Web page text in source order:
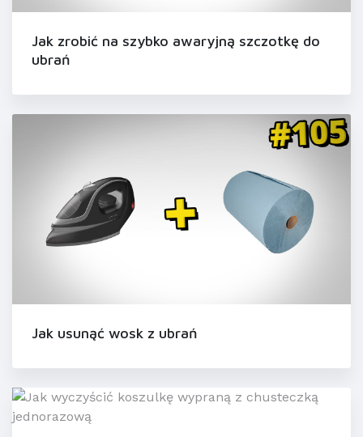
Jak zrobić na szybko awaryjną szczotkę do
ubrań
Jak usunąć wosk z ubrań